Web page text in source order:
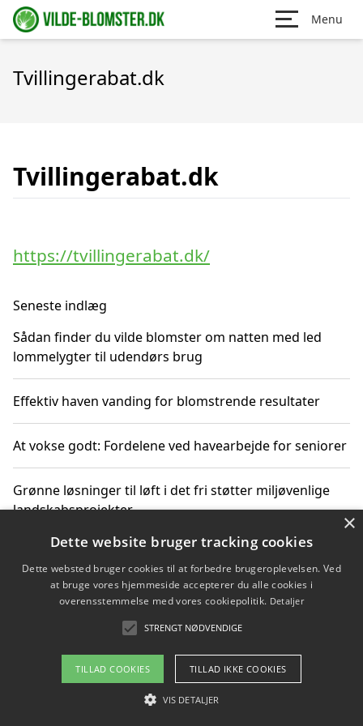
Menu
Tvillingerabat.dk
Tvillingerabat.dk
https://tvillingerabat.dk/
Seneste indlæg
Sådan finder du vilde blomster om natten med led
lommelygter til udendørs brug
Effektiv haven vanding for blomstrende resultater
At vokse godt: Fordelene ved havearbejde for seniorer
Grønne løsninger til løft i det fri støtter miljøvenlige
landskabsprojekter
Gør haven til et frirum for familien og naturen
Copyright 2026 - Pilanto Aps
Om / kontakt
Blog Betingelser
×
Dette website bruger tracking cookies
Dette websted bruger cookies til at forbedre brugeroplevelsen. Ved
at bruge vores hjemmeside accepterer du alle cookies i
overensstemmelse med vores cookiepolitik. Detaljer
STRENGT NØDVENDIGE
TILLAD COOKIES TILLAD IKKE COOKIES
VIS DETALJER